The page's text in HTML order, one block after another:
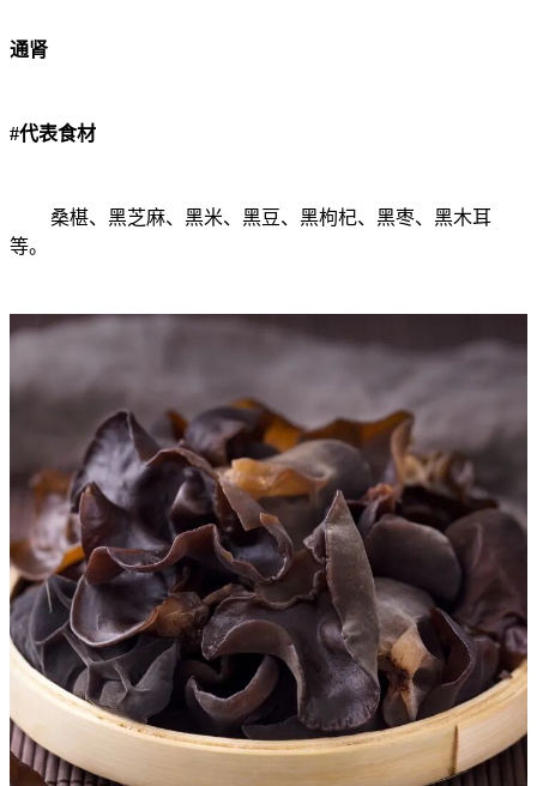
通肾
#代表食材
桑椹、黑芝麻、黑米、黑豆、黑枸杞、黑枣、黑木耳
等。